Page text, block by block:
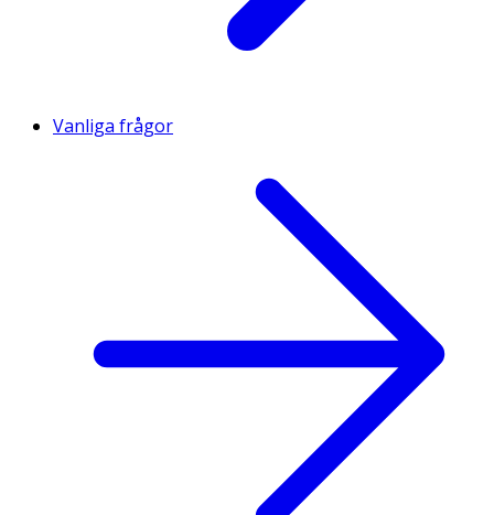
Vanliga frågor